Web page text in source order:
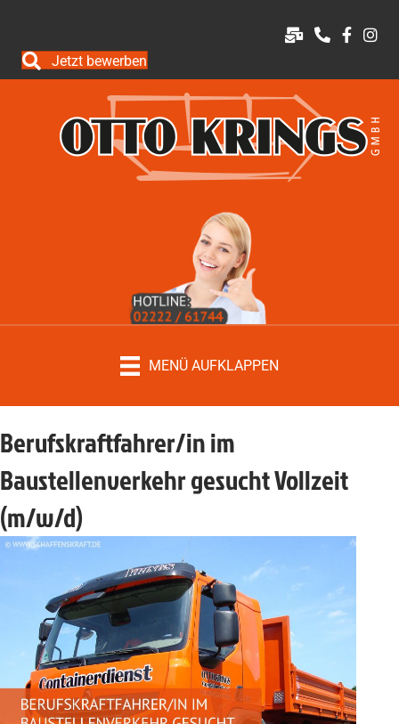
Jetzt bewerben
MENÜ AUFKLAPPEN
Berufskraftfahrer/in im
Baustellenverkehr gesucht Vollzeit
(m/w/d)